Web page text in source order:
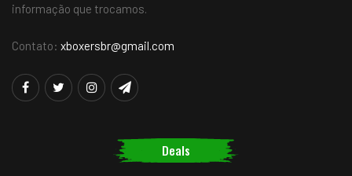
informação que trocamos.
Contato: xboxersbr@gmail.com
Deals